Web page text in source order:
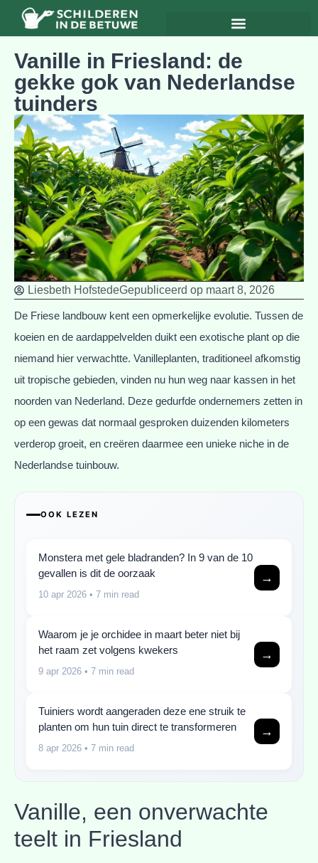
Vanille in Friesland: de
gekke gok van Nederlandse
tuinders
Liesbeth HofstedeGepubliceerd op maart 8, 2026
De Friese landbouw kent een opmerkelijke evolutie. Tussen de
koeien en de aardappelvelden duikt een exotische plant op die
niemand hier verwachtte. Vanilleplanten, traditioneel afkomstig
uit tropische gebieden, vinden nu hun weg naar kassen in het
noorden van Nederland. Deze gedurfde ondernemers zetten in
op een gewas dat normaal gesproken duizenden kilometers
verderop groeit, en creëren daarmee een unieke niche in de
Nederlandse tuinbouw.
OOK LEZEN
Monstera met gele bladranden? In 9 van de 10
gevallen is dit de oorzaak
10 apr 2026 • 7 min read
→
Waarom je je orchidee in maart beter niet bij
het raam zet volgens kwekers
9 apr 2026 • 7 min read
→
Tuiniers wordt aangeraden deze ene struik te
planten om hun tuin direct te transformeren
8 apr 2026 • 7 min read
→
Vanille, een onverwachte
teelt in Friesland